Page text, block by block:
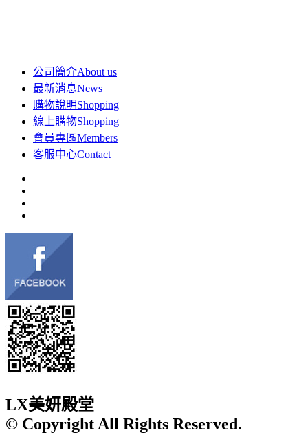
公司簡介About us
最新消息News
購物說明Shopping
線上購物Shopping
會員專區Members
客服中心Contact
LX美妍殿堂
© Copyright All Rights Reserved.